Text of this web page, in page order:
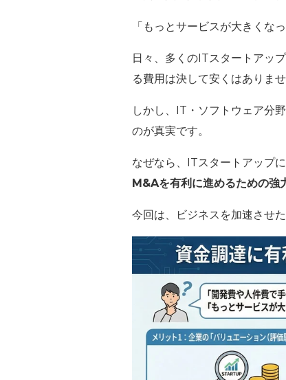
「もっとサービスが大きくな
日々、多くのITスタートアッ
る費用は決して安くはありませ
しかし、IT・ソフトウェア分
のが真実です。
なぜなら、ITスタートアップ
M&Aを有利に進めるための強
今回は、ビジネスを加速させ